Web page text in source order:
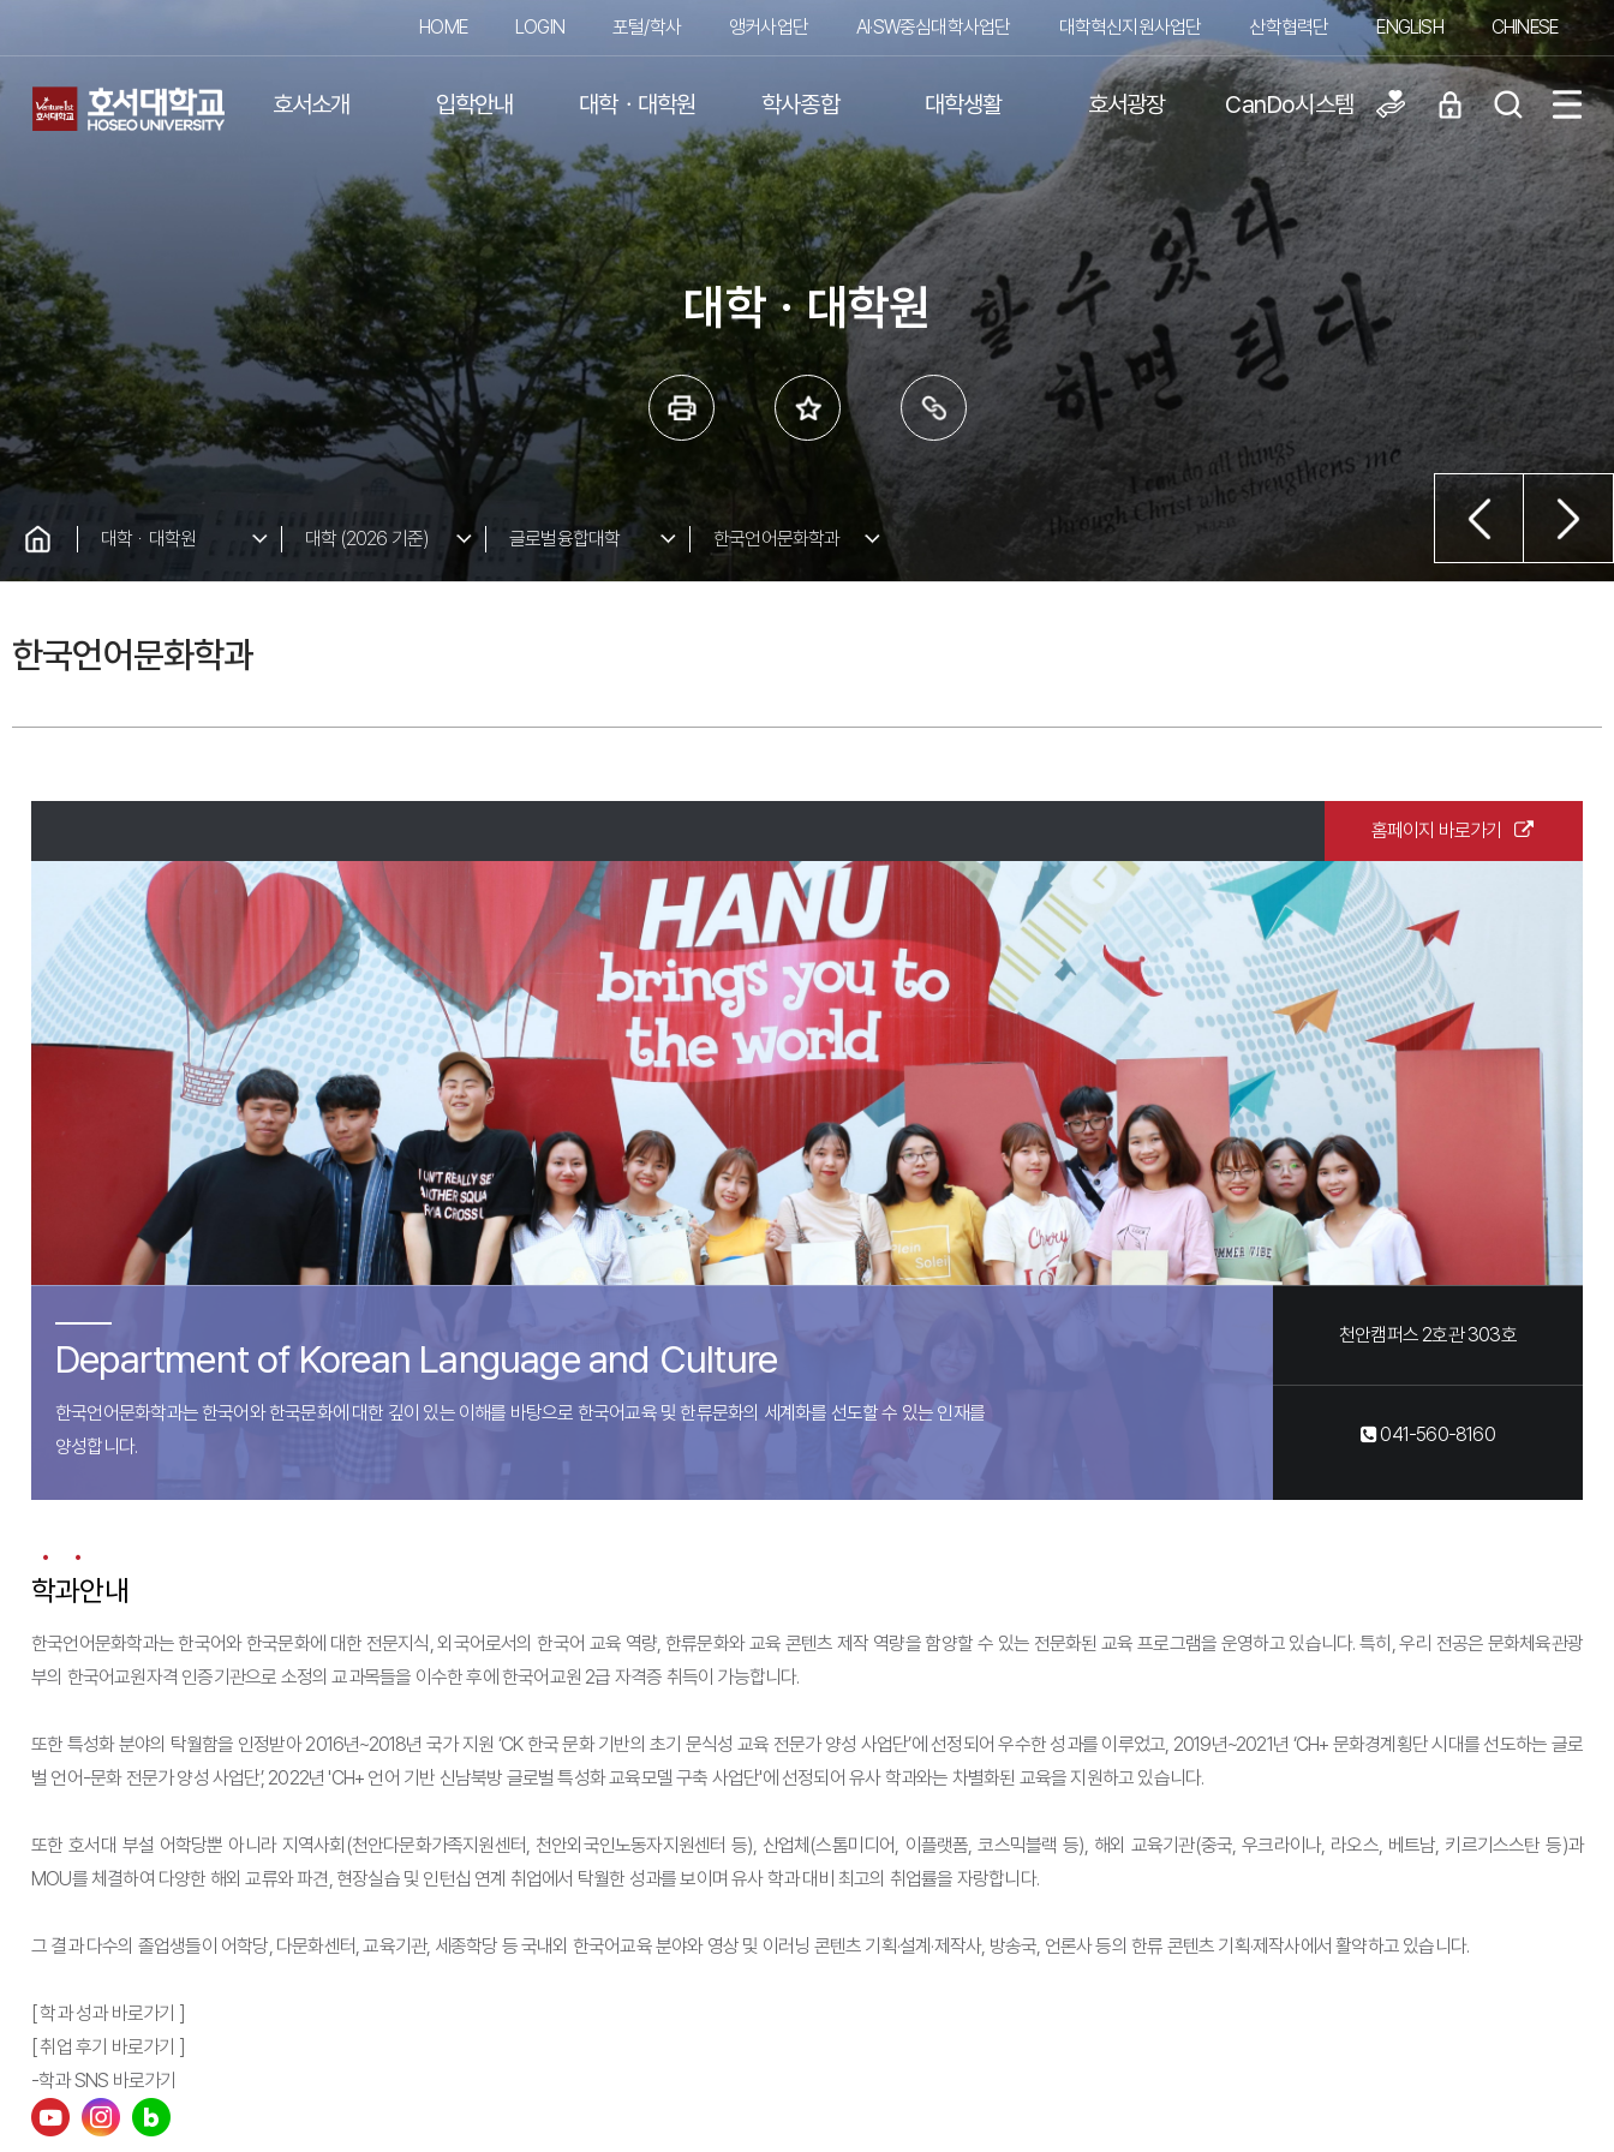
HOME LOGIN 포털/학사 앵커사업단 AI·SW중심대학사업단 대학혁신지원사업단 산학협력단 ENGLISH CHINESE
호서소개 입학안내 대학ㆍ대학원 학사종합 대학생활 호서광장 CanDo시스템
대학ㆍ대학원
대학ㆍ대학원 대학 (2026 기준) 글로벌융합대학
융합학부
한국언어문화학과
경찰행정학과
사회복지학부
청소년문화·상담학과
유아교육과
항공서비스학과
심리학과
미디어커뮤니케이션학과
국제학부
국제산학융합학부
인문사회과학연구소
한국언어문화학과
홈페이지 바로가기
Department of Korean Language and Culture
한국언어문화학과는 한국어와 한국문화에 대한 깊이 있는 이해를 바탕으로 한국어교육 및 한류문화의 세계화를 선도할 수 있는 인재를
양성합니다.
천안캠퍼스 2호관 303호
041-560-8160
학과안내
한국언어문화학과는 한국어와 한국문화에 대한 전문지식, 외국어로서의 한국어 교육 역량, 한류문화와 교육 콘텐츠 제작 역량을 함양할 수 있는 전문화된 교육 프로그램을 운영하고 있습니다. 특히, 우리 전공은 문화체육관광
부의 한국어교원자격 인증기관으로 소정의 교과목들을 이수한 후에 한국어교원 2급 자격증 취득이 가능합니다.
또한 특성화 분야의 탁월함을 인정받아 2016년~2018년 국가 지원 ‘CK 한국 문화 기반의 초기 문식성 교육 전문가 양성 사업단’에 선정되어 우수한 성과를 이루었고, 2019년~2021년 ‘CH+ 문화경계횡단 시대를 선도하는 글로
벌 언어-문화 전문가 양성 사업단’, 2022년 'CH+ 언어 기반 신남북방 글로벌 특성화 교육모델 구축 사업단'에 선정되어 유사 학과와는 차별화된 교육을 지원하고 있습니다.
또한 호서대 부설 어학당뿐 아니라 지역사회(천안다문화가족지원센터, 천안외국인노동자지원센터 등), 산업체(스톰미디어, 이플랫폼, 코스믹블랙 등), 해외 교육기관(중국, 우크라이나, 라오스, 베트남, 키르기스스탄 등)과
MOU를 체결하여 다양한 해외 교류와 파견, 현장실습 및 인턴십 연계 취업에서 탁월한 성과를 보이며 유사 학과 대비 최고의 취업률을 자랑합니다.
그 결과 다수의 졸업생들이 어학당, 다문화센터, 교육기관, 세종학당 등 국내외 한국어교육 분야와 영상 및 이러닝 콘텐츠 기획·설계·제작사, 방송국, 언론사 등의 한류 콘텐츠 기획·제작사에서 활약하고 있습니다.
[ 학과 성과 바로가기 ]
[ 취업 후기 바로가기 ]
-학과 SNS 바로가기